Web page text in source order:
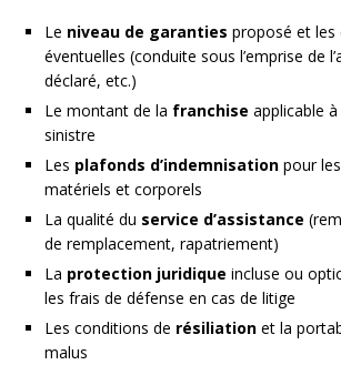
Le niveau de garanties proposé et les
éventuelles (conduite sous l’emprise de
déclaré, etc.)
Le montant de la franchise applicable
sinistre
Les plafonds d’indemnisation pour
matériels et corporels
La qualité du service d’assistance
de remplacement, rapatriement)
La protection juridique incluse ou
les frais de défense en cas de litige
Les conditions de résiliation et la
malus